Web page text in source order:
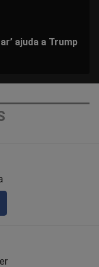
ajuda a Trump